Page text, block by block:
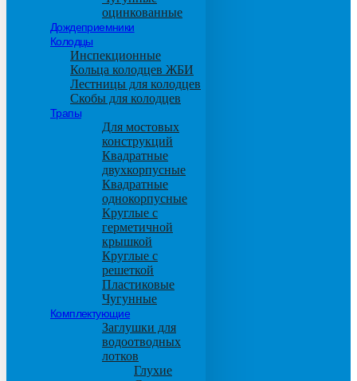
оцинкованные
Дождеприемники
Колодцы
Инспекционные
Кольца колодцев ЖБИ
Лестницы для колодцев
Скобы для колодцев
Трапы
Для мостовых
конструкций
Квадратные
двухкорпусные
Квадратные
однокорпусные
Круглые с
герметичной
крышкой
Круглые с
решеткой
Пластиковые
Чугунные
Комплектующие
Заглушки для
водоотводных
лотков
Глухие